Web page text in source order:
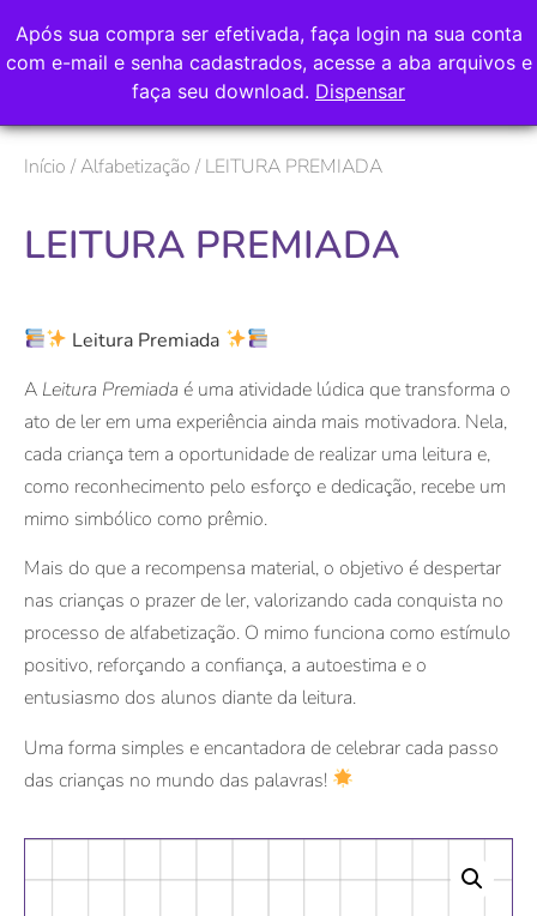
Após sua compra ser efetivada, faça login na sua conta
com e-mail e senha cadastrados, acesse a aba arquivos e
faça seu download. Dispensar
Início /Alfabetização / LEITURA PREMIADA
LEITURA PREMIADA
Leitura Premiada
A Leitura Premiada é uma atividade lúdica que transforma o
ato de ler em uma experiência ainda mais motivadora. Nela,
cada criança tem a oportunidade de realizar uma leitura e,
como reconhecimento pelo esforço e dedicação, recebe um
mimo simbólico como prêmio.
Mais do que a recompensa material, o objetivo é despertar
nas crianças o prazer de ler, valorizando cada conquista no
processo de alfabetização. O mimo funciona como estímulo
positivo, reforçando a confiança, a autoestima e o
entusiasmo dos alunos diante da leitura.
Uma forma simples e encantadora de celebrar cada passo
das crianças no mundo das palavras!